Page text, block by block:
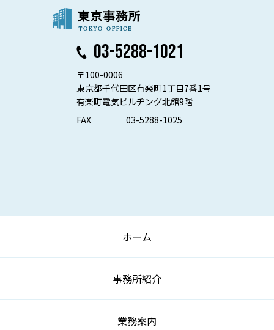
03-5288-1021
〒100-0006
東京都千代田区有楽町1丁目7番1号
有楽町電気ビルヂング北館9階
FAX
03-5288-1025
ホーム
事務所紹介
業務案内